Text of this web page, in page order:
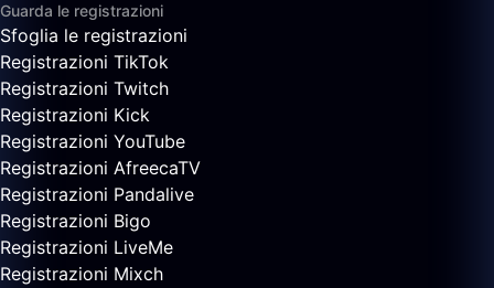
Guarda le registrazioni
Sfoglia le registrazioni
Registrazioni TikTok
Registrazioni Twitch
Registrazioni Kick
Registrazioni YouTube
Registrazioni AfreecaTV
Registrazioni Pandalive
Registrazioni Bigo
Registrazioni LiveMe
Registrazioni Mixch